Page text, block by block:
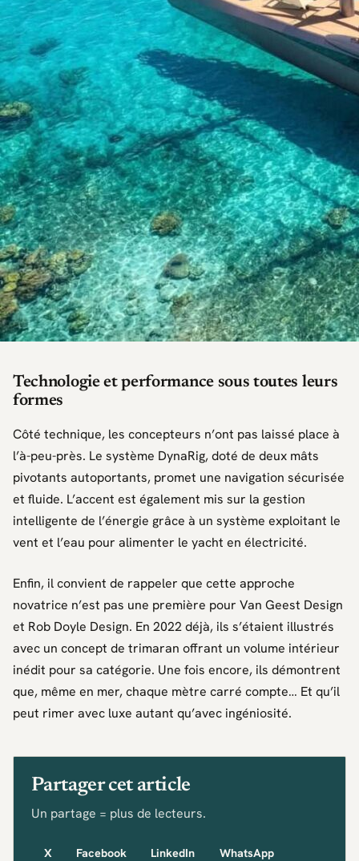
Technologie et performance sous toutes leurs
formes
Côté technique, les concepteurs n’ont pas laissé place à
l’à-peu-près. Le système DynaRig, doté de deux mâts
pivotants autoportants, promet une navigation sécurisée
et fluide. L’accent est également mis sur la gestion
intelligente de l’énergie grâce à un système exploitant le
vent et l’eau pour alimenter le yacht en électricité.
Enfin, il convient de rappeler que cette approche
novatrice n’est pas une première pour Van Geest Design
et Rob Doyle Design. En 2022 déjà, ils s’étaient illustrés
avec un concept de trimaran offrant un volume intérieur
inédit pour sa catégorie. Une fois encore, ils démontrent
que, même en mer, chaque mètre carré compte… Et qu’il
peut rimer avec luxe autant qu’avec ingéniosité.
Partager cet article
Un partage = plus de lecteurs.
X Facebook LinkedIn WhatsApp